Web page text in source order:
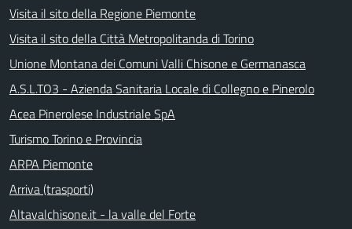
Visita il sito della Regione Piemonte
Visita il sito della Città Metropolitanda di Torino
Unione Montana dei Comuni Valli Chisone e Germanasca
A.S.L.TO3 - Azienda Sanitaria Locale di Collegno e Pinerolo
Acea Pinerolese Industriale SpA
Turismo Torino e Provincia
ARPA Piemonte
Arriva (trasporti)
Altavalchisone.it - la valle del Forte